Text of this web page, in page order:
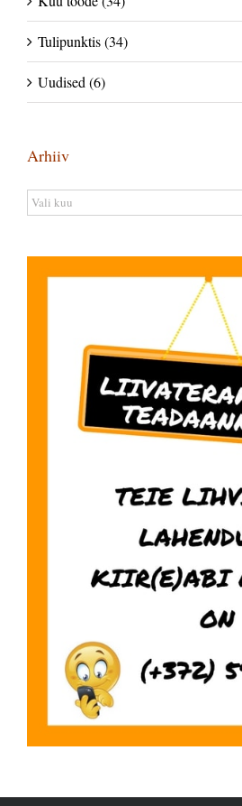
Tulipunktis (34)
Uudised (6)
Arhiiv
Arhiiv